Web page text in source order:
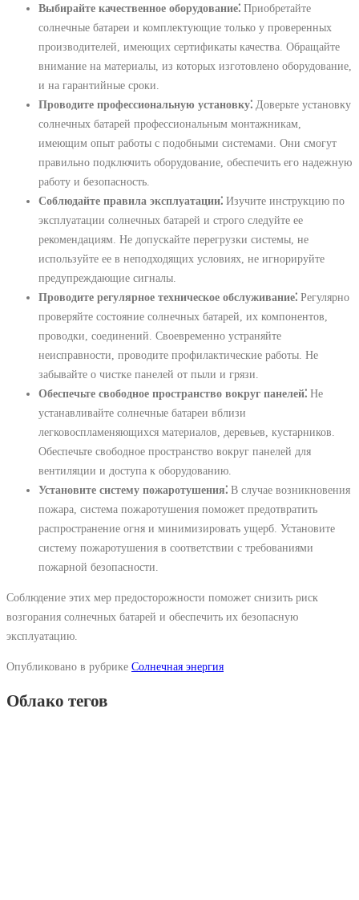
Выбирайте качественное оборудование⁚ Приобретайте
солнечные батареи и комплектующие только у проверенных
производителей, имеющих сертификаты качества. Обращайте
внимание на материалы, из которых изготовлено оборудование,
и на гарантийные сроки.
Проводите профессиональную установку⁚ Доверьте установку
солнечных батарей профессиональным монтажникам,
имеющим опыт работы с подобными системами. Они смогут
правильно подключить оборудование, обеспечить его надежную
работу и безопасность.
Соблюдайте правила эксплуатации⁚ Изучите инструкцию по
эксплуатации солнечных батарей и строго следуйте ее
рекомендациям. Не допускайте перегрузки системы, не
используйте ее в неподходящих условиях, не игнорируйте
предупреждающие сигналы.
Проводите регулярное техническое обслуживание⁚ Регулярно
проверяйте состояние солнечных батарей, их компонентов,
проводки, соединений. Своевременно устраняйте
неисправности, проводите профилактические работы. Не
забывайте о чистке панелей от пыли и грязи.
Обеспечьте свободное пространство вокруг панелей⁚ Не
устанавливайте солнечные батареи вблизи
легковоспламеняющихся материалов, деревьев, кустарников.
Обеспечьте свободное пространство вокруг панелей для
вентиляции и доступа к оборудованию.
Установите систему пожаротушения⁚ В случае возникновения
пожара, система пожаротушения поможет предотвратить
распространение огня и минимизировать ущерб. Установите
систему пожаротушения в соответствии с требованиями
пожарной безопасности.
Соблюдение этих мер предосторожности поможет снизить риск
возгорания солнечных батарей и обеспечить их безопасную
эксплуатацию.
Опубликовано в рубрике Солнечная энергия
Облако тегов